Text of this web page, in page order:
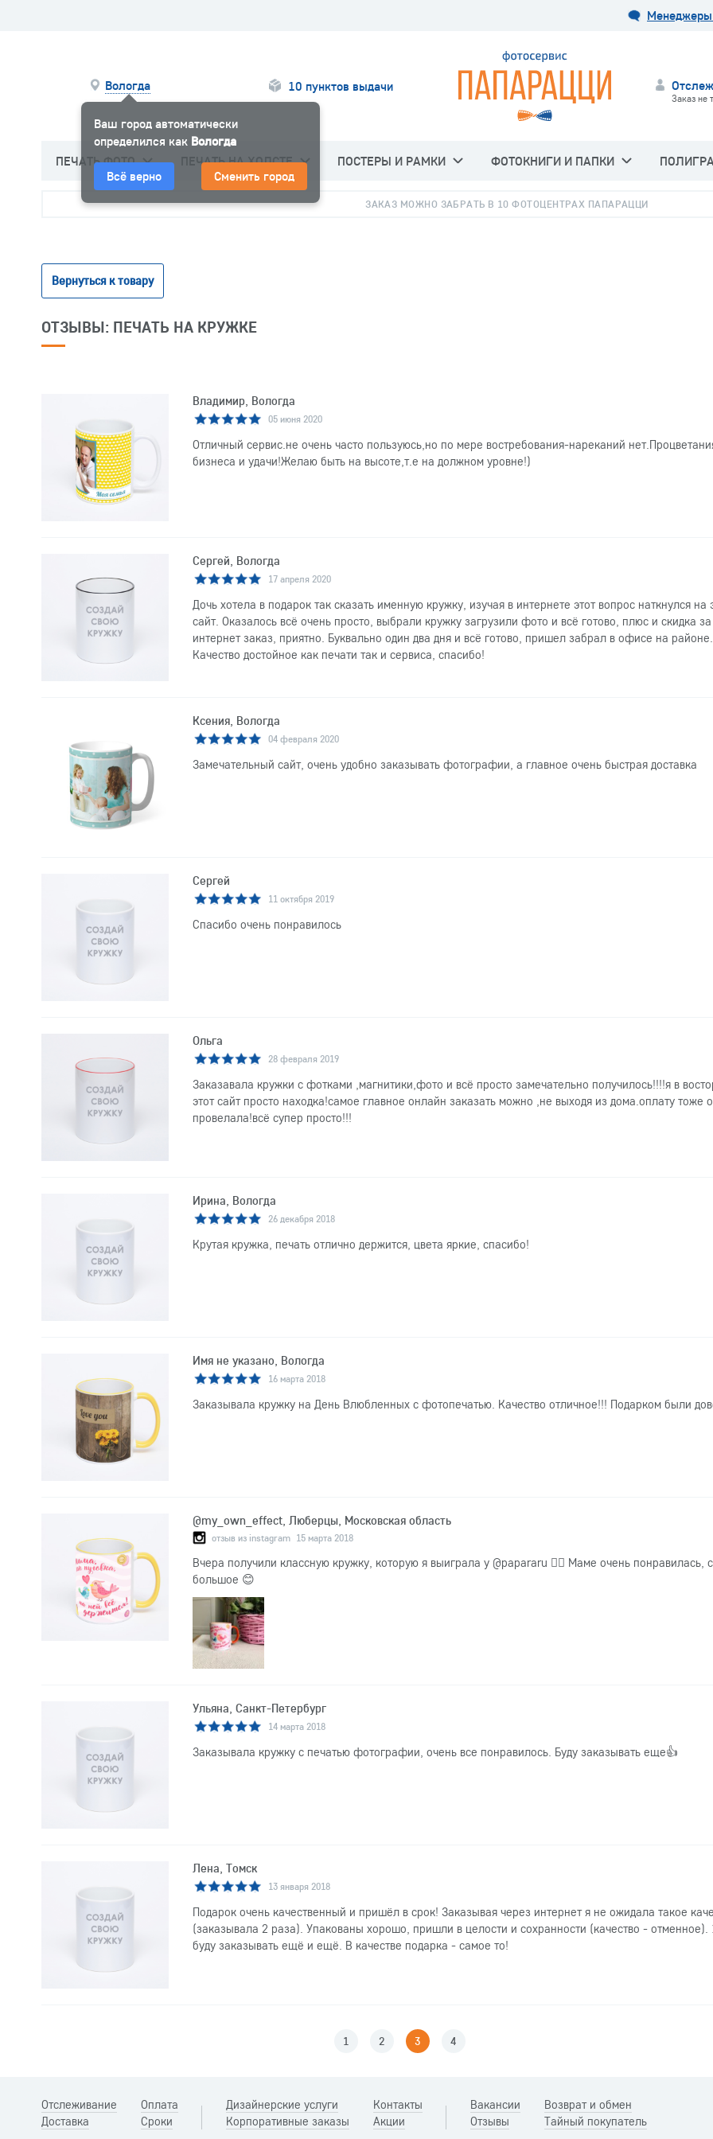
Менеджеры
Вологда
Ваш город автоматически
определился как Вологда
Всё верно Сменить город
10 пунктов выдачи
Заказ не
ПЕЧАТЬ ФОТО ПЕЧАТЬ НА ХОЛСТЕ ПОСТЕРЫ И РАМКИ ФОТОКНИГИ И ПАПКИ
ЗАКАЗ МОЖНО ЗАБРАТЬ В 10 ФОТОЦЕНТРАХ ПАПАРАЦЦИ
Вернуться к товару
ОТЗЫВЫ: ПЕЧАТЬ НА КРУЖКЕ
Владимир, Вологда
05 июня 2020
Отличный сервис.не очень часто пользуюсь,но по мере востребования-нареканий
бизнеса и удачи!Желаю быть на высоте,т.е на должном уровне!)
Сергей, Вологда
17 апреля 2020
Дочь хотела в подарок так сказать именную кружку, изучая в интернете этот вопрос наткнулся на
сайт. Оказалось всё очень просто, выбрали кружку загрузили фото и всё готово, плюс и скидка за
интернет заказ, приятно. Буквально один два дня и всё готово, пришел забрал в офисе на районе.
Качество достойное как печати так и сервиса, спасибо!
Ксения, Вологда
04 февраля 2020
Замечательный сайт, очень удобно заказывать фотографии, а главное очень быстрая доставка
Сергей
11 октября 2019
Спасибо очень понравилось
Ольга
28 февраля 2019
Заказавала кружки с фотками ,магнитики,фото и всё просто замечательно получилось!!!!я в
этот сайт просто находка!самое главное онлайн заказать можно ,не выходя из дома.оплату тоже
провелала!всё супер просто!!!
Ирина, Вологда
26 декабря 2018
Крутая кружка, печать отлично держится, цвета яркие, спасибо!
Имя не указано, Вологда
16 марта 2018
Заказывала кружку на День Влюбленных с фотопечатью. Качество отличное!!! Подарком были
@my_own_effect, Люберцы, Московская область
отзыв из instagram 15 марта 2018
Вчера получили классную кружку, которую я выиграла у @papararu 👍🏻 Маме очень понравилась,
большое 😊
Ульяна, Санкт-Петербург
14 марта 2018
Заказывала кружку с печатью фотографии, очень все понравилось. Буду заказывать еще👍
Лена, Томск
13 января 2018
Подарок очень качественный и пришёл в срок! Заказывая через интернет я не ожидала такое
(заказывала 2 раза). Упакованы хорошо, пришли в целости и сохранности (качество - отменное).
буду заказывать ещё и ещё. В качестве подарка - самое то!
1 2 3 4
Отслеживание
Доставка
Оплата
Сроки
Дизайнерские услуги
Корпоративные заказы
Контакты
Акции
Вакансии
Отзывы
Возврат и обмен
Тайный покупатель